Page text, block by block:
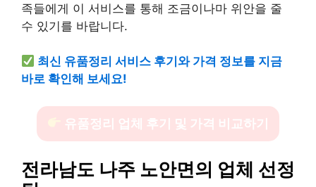
족들에게 이 서비스를 통해 조금이나마 위안을 줄
수 있기를 바랍니다.
최신 유품정리 서비스 후기와 가격 정보를 지금
바로 확인해 보세요!
유품정리 업체 후기 및 가격 비교하기
전라남도 나주 노안면의 업체 선정